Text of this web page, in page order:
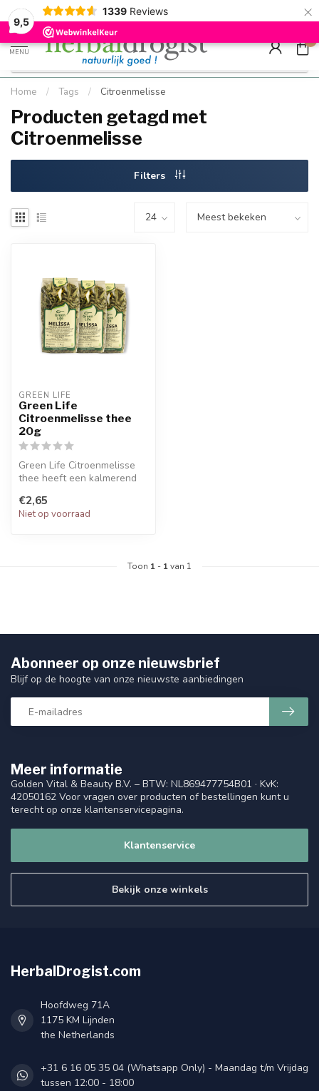
9,5
1339 Reviews ×
Kostenloser DE-Versand ab Mindestbestellwert |
Schnell geliefert
Minimum
Hızlı
MENU
0
Home / Tags / Citroenmelisse
Producten getagd met
Citroenmelisse
Filters
GREEN LIFE
Green Life
Citroenmelisse thee
20g
Green Life Citroenmelisse
thee heeft een kalmerend
de...
€2,65
Niet op voorraad
Toon 1 - 1van 1
Meer informatie
Golden Vital & Beauty B.V. – BTW: NL869477754B01 · KvK:
42050162 Voor vragen over producten of bestellingen kunt u
terecht op onze klantenservicepagina.
Klantenservice
Bekijk onze winkels
Abonneer op onze nieuwsbrief
Blijf op de hoogte van onze nieuwste aanbiedingen
HerbalDrogist.com
Hoofdweg 71A
1175 KM Lijnden
the Netherlands
+31 6 16 05 35 04 (Whatsapp Only) - Maandag t/m Vrijdag
tussen 12:00 - 18:00